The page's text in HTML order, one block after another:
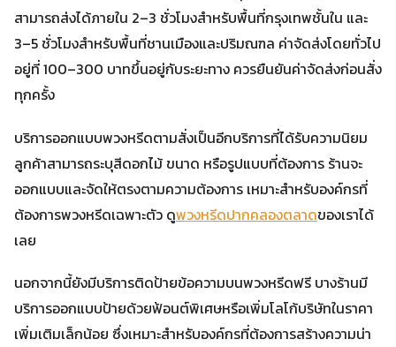
สามารถส่งได้ภายใน 2–3 ชั่วโมงสำหรับพื้นที่กรุงเทพชั้นใน และ
3–5 ชั่วโมงสำหรับพื้นที่ชานเมืองและปริมณฑล ค่าจัดส่งโดยทั่วไป
อยู่ที่ 100–300 บาทขึ้นอยู่กับระยะทาง ควรยืนยันค่าจัดส่งก่อนสั่ง
ทุกครั้ง
บริการออกแบบพวงหรีดตามสั่งเป็นอีกบริการที่ได้รับความนิยม
ลูกค้าสามารถระบุสีดอกไม้ ขนาด หรือรูปแบบที่ต้องการ ร้านจะ
ออกแบบและจัดให้ตรงตามความต้องการ เหมาะสำหรับองค์กรที่
ต้องการพวงหรีดเฉพาะตัว ดูพวงหรีดปากคลองตลาดของเราได้
เลย
นอกจากนี้ยังมีบริการติดป้ายข้อความบนพวงหรีดฟรี บางร้านมี
บริการออกแบบป้ายด้วยฟ้อนต์พิเศษหรือเพิ่มโลโก้บริษัทในราคา
เพิ่มเติมเล็กน้อย ซึ่งเหมาะสำหรับองค์กรที่ต้องการสร้างความน่า